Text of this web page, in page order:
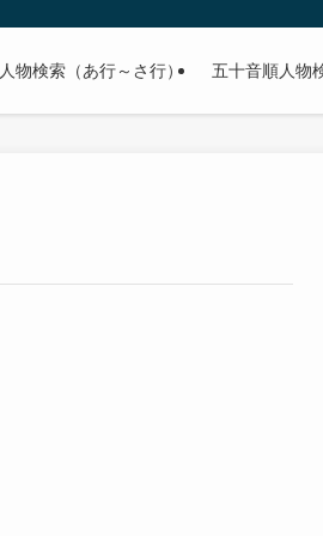
政治家やスポーツ選手などの有名人の学歴や
物検索（あ行～さ行） 五十音順人物